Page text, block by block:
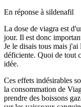
En réponse à sildenafil
La dose de viagra est
jour. Il est donc
Je le disais tous mais
déficiente. Quoi de tout
idée.
Ces effets indésirables
la consommation de
prendre des boissons